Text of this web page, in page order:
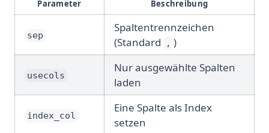
Parameter Beschreibung
sep
Spaltentrennzeichen
(Standard
, )
usecols
Nur ausgewählte Spalten
laden
index_col
Eine Spalte als Index
setzen